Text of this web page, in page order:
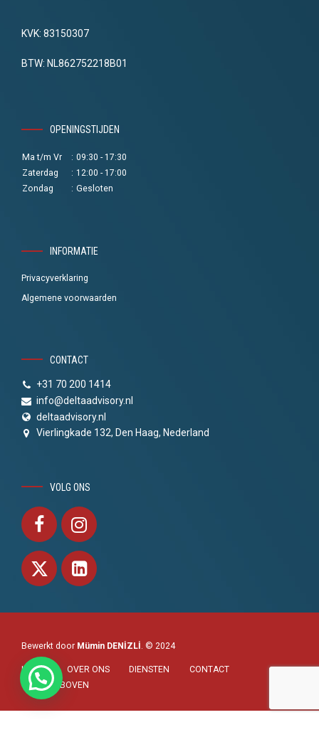
KVK: 83150307
BTW: NL862752218B01
OPENINGSTIJDEN
Ma t/m Vr : 09:30 - 17:30
Zaterdag
: 12:00 - 17:00
Zondag
: Gesloten
INFORMATIE
Privacyverklaring
Algemene voorwaarden
CONTACT
+31 70 200 1414
info@deltaadvisory.nl
deltaadvisory.nl
Vierlingkade 132, Den Haag, Nederland
VOLG ONS
Bewerkt door Mümin DENİZLİ. © 2024
HOME OVER ONS DIENSTEN
CONTACT
NAAR BOVEN